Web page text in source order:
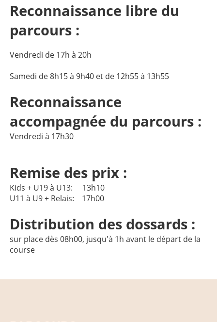
Reconnaissance libre du
parcours :
Vendredi de 17h à 20h
Samedi de 8h15 à 9h40 et de 12h55 à 13h55
Reconnaissance
accompagnée du parcours :
Vendredi à 17h30
Remise des prix :
Kids + U19 à U13: 13h10
U11 à U9 + Relais: 17h00
Distribution des dossards :
sur place dès 08h00, jusqu'à 1h avant le départ de la
course